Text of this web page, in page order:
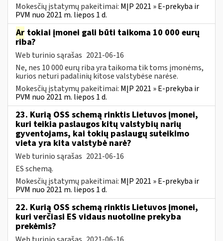
Mokesčių įstatymų pakeitimai: MĮP 2021 » E-prekyba ir
PVM nuo 2021 m. liepos 1 d.
Ar tokiai įmonei gali būti taikoma 10 000 eurų
riba?
Web turinio sąrašas 2021-06-16
Ne, nes 10 000 eurų riba yra taikoma tik toms įmonėms,
kurios neturi padalinių kitose valstybėse narėse.
Mokesčių įstatymų pakeitimai: MĮP 2021 » E-prekyba ir
PVM nuo 2021 m. liepos 1 d.
23. Kurią OSS schemą rinktis Lietuvos įmonei,
kuri teikia paslaugos kitų valstybių narių
gyventojams, kai tokių paslaugų suteikimo
vieta yra kita valstybė narė?
Web turinio sąrašas 2021-06-16
ES schemą.
Mokesčių įstatymų pakeitimai: MĮP 2021 » E-prekyba ir
PVM nuo 2021 m. liepos 1 d.
22. Kurią OSS schemą rinktis Lietuvos įmonei,
kuri verčiasi ES vidaus nuotoline prekyba
prekėmis?